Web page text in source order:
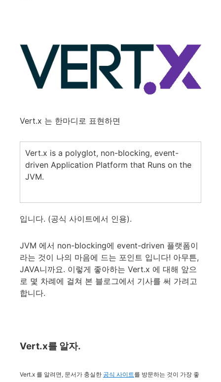
Vert.x 는 한마디로 표현하면
Vert.x is a polyglot, non-blocking, event-
driven Application Platform that Runs on the
JVM.
입니다. (공식 사이트에서 인용).
JVM 에서 non-blocking에 event-driven 플랫폼이
라는 것이 나의 마음에 드는 포인트 입니다! 아무튼,
JAVA니까요. 이렇게 좋아하는 Vert.x 에 대해 앞으
로 몇 차례에 걸쳐 본 블로그에서 기사를 써 가려고
합니다.
Vert.x를 알자.
Vert.x 를 알려면, 문서가 충실한 공식 사이트 를 방문하는 것이 가장 좋